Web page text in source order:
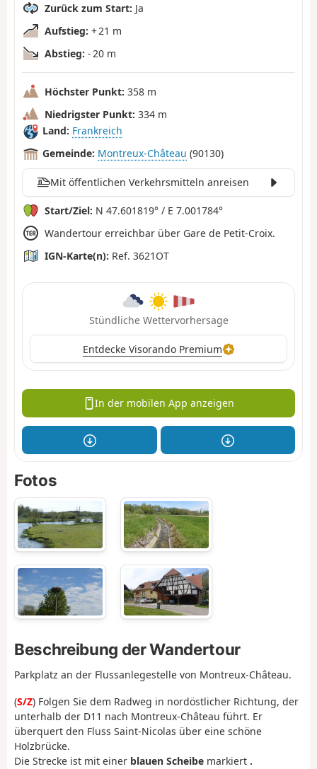
Zurück zum Start: Ja
Aufstieg: + 21 m
Abstieg: - 20 m
Höchster Punkt: 358 m
Niedrigster Punkt: 334 m
Land: Frankreich
Gemeinde: Montreux-Château (90130)
Mit öffentlichen Verkehrsmitteln anreisen
Start/Ziel: N 47.601819° / E 7.001784°
Wandertour erreichbar über Gare de Petit-Croix.
IGN-Karte(n): Ref. 3621OT
Stündliche Wettervorhersage
Entdecke Visorando Premium
In der mobilen App anzeigen
Fotos
Beschreibung der Wandertour
Parkplatz an der Flussanlegestelle von Montreux-Château.
(S/Z) Folgen Sie dem Radweg in nordöstlicher Richtung, der
unterhalb der D11 nach Montreux-Château führt. Er
überquert den Fluss Saint-Nicolas über eine schöne
Holzbrücke.
Die Strecke ist mit einer blauen Scheibe markiert .